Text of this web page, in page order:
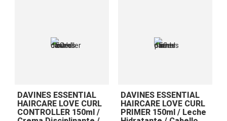
DAVINES ESSENTIAL
HAIRCARE LOVE CURL
CONTROLLER 150ml /
DAVINES ESSENTIAL
HAIRCARE LOVE CURL
PRIMER 150ml / Leche